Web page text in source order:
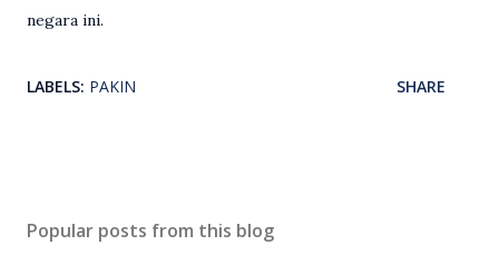
negara ini.
LABELS: PAKIN SHARE
Popular posts from this blog